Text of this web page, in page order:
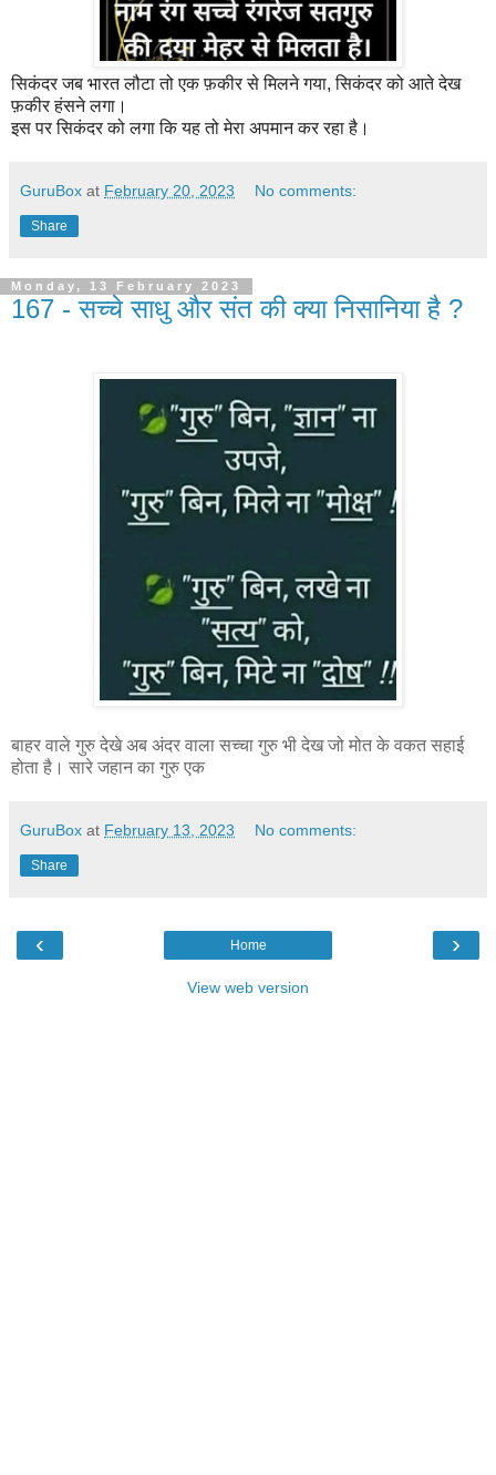
सिकंदर जब भारत लौटा तो एक फ़कीर से मिलने गया, सिकंदर को आते देख
फ़कीर हंसने लगा।
इस पर सिकंदर को लगा कि यह तो मेरा अपमान कर रहा है।
GuruBox at February 20, 2023 No comments:
Share
Monday, 13 February 2023
167 - सच्चे साधु और संत की क्या निसानिया है ?
बाहर वाले गुरु देखे अब अंदर वाला सच्चा गुरु भी देख जो मोत के वकत सहाई
होता है। सारे जहान का गुरु एक
GuruBox at February 13, 2023 No comments:
Share
‹ ›
Home
View web version